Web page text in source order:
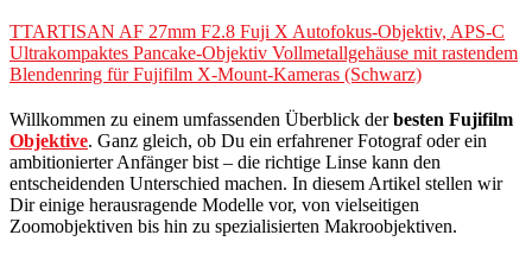
TTARTISAN AF 27mm F2.8 Fuji X Autofokus-Objektiv, APS-C
Ultrakompaktes Pancake-Objektiv Vollmetallgehäuse mit rastendem
Blendenring für Fujifilm X-Mount-Kameras (Schwarz)
Willkommen zu einem umfassenden Überblick derbesten Fujifilm
Objektive. Ganz gleich, ob Du ein erfahrener Fotograf oder ein
ambitionierter Anfänger bist – die richtige Linse kann den
entscheidenden Unterschied machen. In diesem Artikel stellen wir
Dir einige herausragende Modelle vor, von vielseitigen
Zoomobjektiven bis hin zu spezialisierten Makroobjektiven.